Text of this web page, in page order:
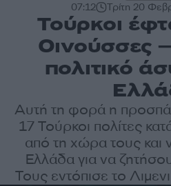
07:12 Τρίτη 20
Τούρκοι
Οινούσσες
πολιτικό
Αυτή τη φορά η
17 Τούρκοι πολίτες
από τη χώρα τους και
Ελλάδα για να
Τους εντόπισε το